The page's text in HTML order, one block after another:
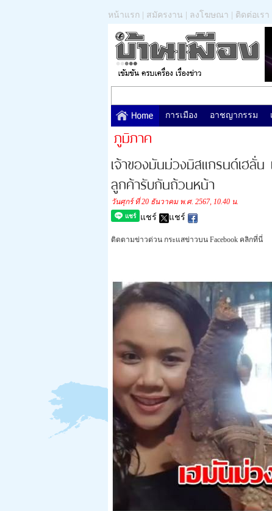
หน้าแรก สมัครงาน ลงโฆษณา ติดต่อเรา
การเมือง อาชญากรรม
ภูมิภาค
เจ้าของมันม่วงมิสแกรนด์เฮลั่
ลูกค้ารับกันถ้วนหน้า
วันศุกร์ ที่ 20 ธันวาคม พ.ศ. 2567, 10.40 น.
แชร์ แชร์
ติดตามข่าวด่วน กระแสข่าวบน Facebook คลิกที่นี่